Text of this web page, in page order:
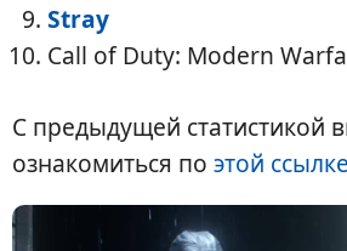
Stray
Call of Duty: Modern
С предыдущей статистикой
ознакомиться по этой ссылке